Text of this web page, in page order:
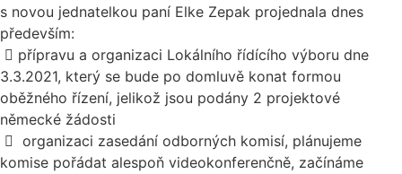
s novou jednatelkou paní Elke Zepak projednala dnes
především:
 přípravu a organizaci Lokálního řídícího výboru dne
3.3.2021, který se bude po domluvě konat formou
oběžného řízení, jelikož jsou podány 2 projektové
německé žádosti
 organizaci zasedání odborných komisí, plánujeme
komise pořádat alespoň videokonferenčně, začínáme